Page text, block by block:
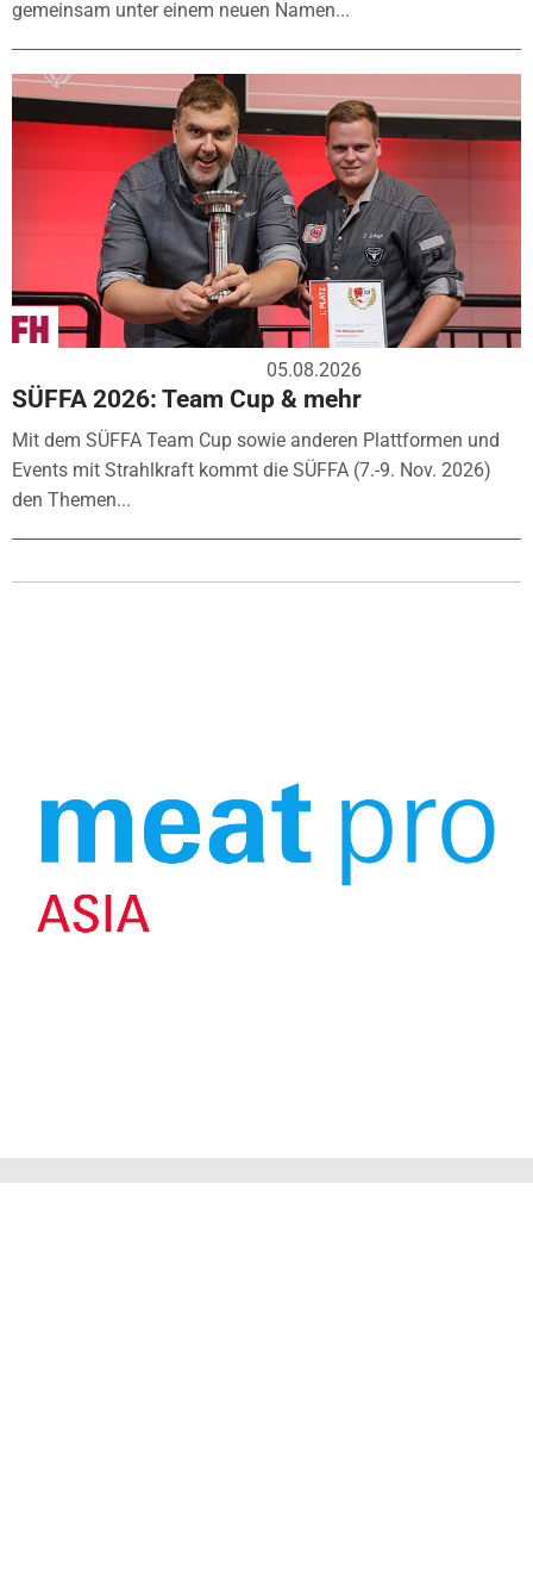
gemeinsam unter einem neuen Namen...
05.08.2026
SÜFFA 2026: Team Cup & mehr
Mit dem SÜFFA Team Cup sowie anderen Plattformen und
Events mit Strahlkraft kommt die SÜFFA (7.-9. Nov. 2026)
den Themen...